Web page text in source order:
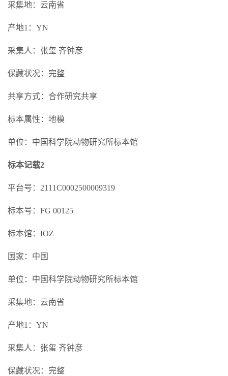
采集地：云南省
产地1：YN
采集人：张玺 齐钟彦
保藏状况：完整
共享方式：合作研究共享
标本属性：地模
单位：中国科学院动物研究所标本馆
标本记载2
平台号：2111C0002500009319
标本号：FG 00125
标本馆：IOZ
国家：中国
单位：中国科学院动物研究所标本馆
采集地：云南省
产地1：YN
采集人：张玺 齐钟彦
保藏状况：完整